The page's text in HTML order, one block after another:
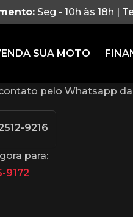
Seg - 10h às 18h |
SUA MOTO
pelo Whatsapp da
9216
para:
9172